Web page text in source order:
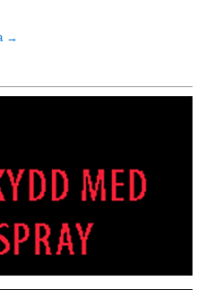
→